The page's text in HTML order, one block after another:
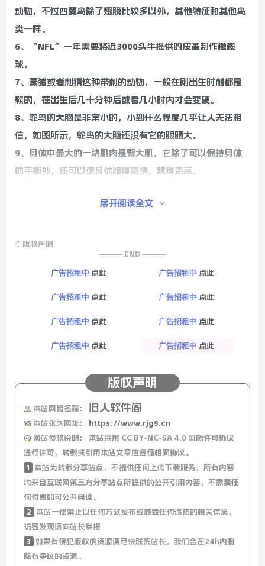
动物，不过四翼鸟除了翅膀比较多以外，其他特征和其他鸟
类一样。
6、“NFL”一年需要将近3000头牛提供的皮革制作橄榄
球。
7、豪猪或者刺猬这种带刺的动物，一般在刚出生时刺都是
软的，在出生后几十分钟后或者几小时内才会变硬。
8、鸵鸟的大脑是非常小的，小到什么程度几乎让人无法相
信，如图所示，鸵鸟的大脑还没有它的眼睛大。
9、身体中最大的一块肌肉是臀大肌，它除了可以保持身体
的平衡外，还可以使身体跑得更快，跳得更高。
碎后当作保健品使用，甚至出现了“一伊难求”的局面。
展开阅读全文
© 版权声明
——— END ———
广告招租中 点此 广告招租中 点此
广告招租中 点此 广告招租中 点此
广告招租中 点此 广告招租中 点此
广告招租中 点此 广告招租中 点此
版权声明
本站网络名称： 旧人软件阁
本站永久网址：
https://www.rjg9.cn
网站侵权说明：
本站采用 CC BY-NC-SA 4.0 国际许可协议
进行许可，转载或引用本站文章应遵循相同协议。
1
本站为转载分享站点，不提供任何上传下载服务，所有内容
均来自互联网第三方分享站点所提供的公开引用内容，不需要任
何付费即可公开阅读。
2
本站一律禁止以任何方式发布或转载任何违法的相关信息，
访客发现请向站长举报
3
如果有侵犯版权的资源请尽快联系站长，我们会在24h内删
除有争议的资源。